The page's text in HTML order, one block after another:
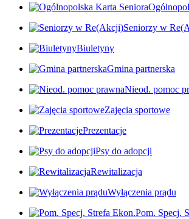
Seniorzy w
Biuletyny
Gmina partnerska
Nieod. pomoc
Zajęcia sportowe
Prezentacje
Psy do adopcji
Rewitalizacja
Wyłączenia prądu
Pom. Specj.